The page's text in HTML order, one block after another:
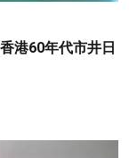
港60年代市井日